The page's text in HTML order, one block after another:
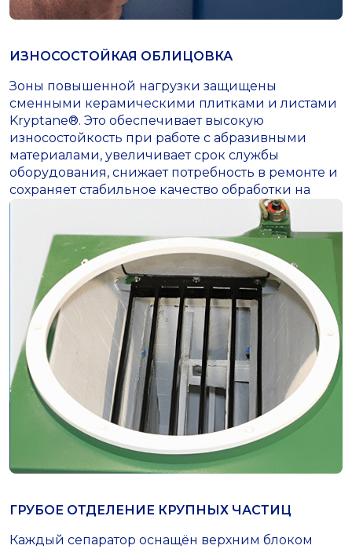
ИЗНОСОСТОЙКАЯ ОБЛИЦОВКА
Зоны повышенной нагрузки защищены
сменными керамическими плитками и листами
Kryptane®. Это обеспечивает высокую
износостойкость при работе с абразивными
материалами, увеличивает срок службы
оборудования, снижает потребность в ремонте и
сохраняет стабильное качество обработки на
ГРУБОЕ ОТДЕЛЕНИЕ КРУПНЫХ ЧАСТИЦ
Каждый сепаратор оснащён верхним блоком